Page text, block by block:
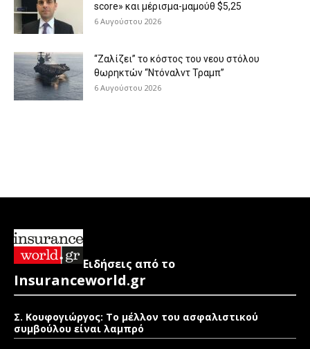
score» και μέρισμα-μαμούθ $5,25
6 Αυγούστου 2026
“Ζαλίζει” το κόστος του νεου στόλου
θωρηκτών “Ντόναλντ Τραμπ”
6 Αυγούστου 2026
Ειδήσεις από το
Insuranceworld.gr
Σ. Κουφογιώργος: To μέλλον του ασφαλιστικού
συμβούλου είναι λαμπρό